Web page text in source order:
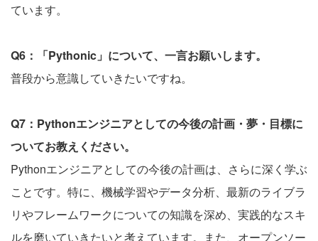
ています。
Q6：「Pythonic」について、一言お願いします。
普段から意識していきたいですね。
Q7：Pythonエンジニアとしての今後の計画・夢・目標に
ついてお教えください。
Pythonエンジニアとしての今後の計画は、さらに深く学ぶ
ことです。特に、機械学習やデータ分析、最新のライブラ
リやフレームワークについての知識を深め、実践的なスキ
ルを磨いていきたいと考えています。また、オープンソー